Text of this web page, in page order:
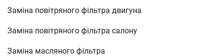
Заміна повітряного фільтра двигуна
Заміна повітряного фільтра салону
Заміна масляного фільтра